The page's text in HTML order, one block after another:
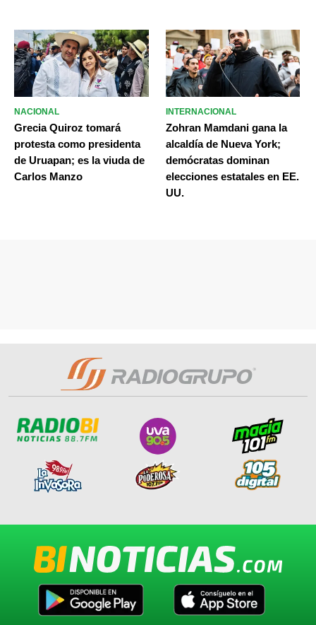
NACIONAL
Grecia Quiroz tomará
protesta como presidenta
de Uruapan; es la viuda de
Carlos Manzo
INTERNACIONAL
Zohran Mamdani gana la
alcaldía de Nueva York;
demócratas dominan
elecciones estatales en EE.
UU.